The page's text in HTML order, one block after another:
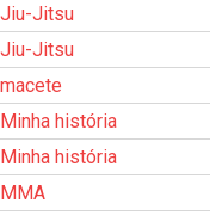
Jiu-Jitsu
Jiu-Jitsu
macete
Minha história
Minha história
MMA